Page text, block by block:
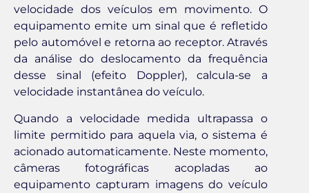
velocidade dos veículos em movimento. O
equipamento emite um sinal que é refletido
pelo automóvel e retorna ao receptor. Através
da análise do deslocamento da frequência
desse sinal (efeito Doppler), calcula-se a
velocidade instantânea do veículo.
Quando a velocidade medida ultrapassa o
limite permitido para aquela via, o sistema é
acionado automaticamente. Neste momento,
câmeras fotográficas acopladas ao
equipamento capturam imagens do veículo